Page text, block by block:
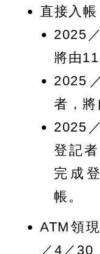
直接入
2025
將由
2025
者，將
2025
登記
完成
帳。
ATM領
／4／30